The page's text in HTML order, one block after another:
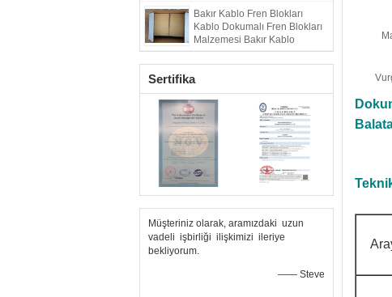
Bakır Kablo Fren Blokları
Kablo Dokumalı Fren Blokları
Malzemesi Bakır Kablo
Güçlendirilmiş
Sertifika
Müşteriniz olarak, aramızdaki uzun
vadeli işbirliği ilişkimizi ileriye
bekliyorum.
—— Steve